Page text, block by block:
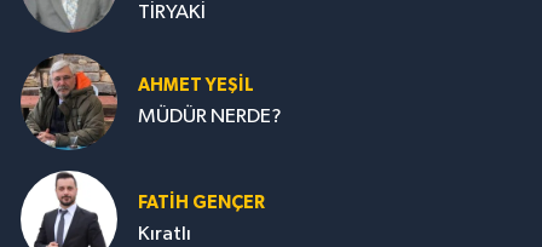
TİRYAKİ
AHMET YEŞİL
MÜDÜR NERDE?
FATIH GENÇER
Kıratlı